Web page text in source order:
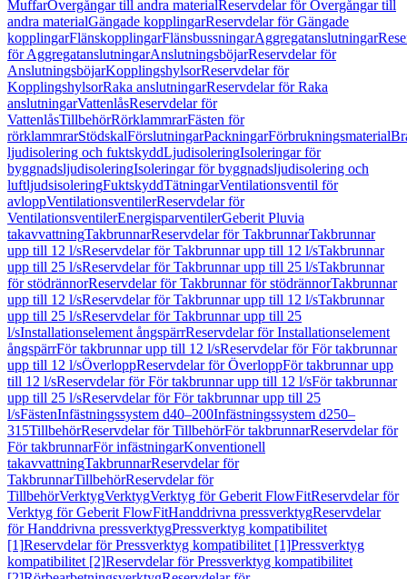
MuffarÖvergångar till andra materialReservdelar för Övergångar till
andra materialGängade kopplingarReservdelar för Gängade
kopplingarFlänskopplingarFlänsbussningarAggregatanslutningar
för AggregatanslutningarAnslutningsböjarReservdelar för
AnslutningsböjarKopplingshylsorReservdelar för
KopplingshylsorRaka anslutningarReservdelar för Raka
anslutningarVattenlåsReservdelar för
VattenlåsTillbehörRörklammrarFästen för
rörklammrarStödskalFörslutningarPackningarFörbrukningsmaterial
ljudisolering och fuktskyddLjudisoleringIsoleringar för
byggnadsljudisoleringIsoleringar för byggnadsljudisolering och
luftljudsisoleringFuktskyddTätningarVentilationsventil för
avloppVentilationsventilerReservdelar för
VentilationsventilerEnergisparventilerGeberit Pluvia
takavvattningTakbrunnarReservdelar för TakbrunnarTakbrunnar
upp till 12 l/sReservdelar för Takbrunnar upp till 12 l/sTakbrunnar
upp till 25 l/sReservdelar för Takbrunnar upp till 25 l/sTakbrunnar
för stödrännorReservdelar för Takbrunnar för stödrännorTakbrunnar
upp till 12 l/sReservdelar för Takbrunnar upp till 12 l/sTakbrunnar
upp till 25 l/sReservdelar för Takbrunnar upp till 25
l/sInstallationselement ångspärrReservdelar för Installationselement
ångspärrFör takbrunnar upp till 12 l/sReservdelar för För takbrunnar
upp till 12 l/sÖverloppReservdelar för ÖverloppFör takbrunnar upp
till 12 l/sReservdelar för För takbrunnar upp till 12 l/sFör takbrunnar
upp till 25 l/sReservdelar för För takbrunnar upp till 25
l/sFästenInfästningssystem d40–200Infästningssystem d250–
315TillbehörReservdelar för TillbehörFör takbrunnarReservdelar för
För takbrunnarFör infästningarKonventionell
takavvattningTakbrunnarReservdelar för
TakbrunnarTillbehörReservdelar för
TillbehörVerktygVerktygVerktyg för Geberit FlowFitReservdelar för
Verktyg för Geberit FlowFitHanddrivna pressverktygReservdelar
för Handdrivna pressverktygPressverktyg kompatibilitet
[1]Reservdelar för Pressverktyg kompatibilitet [1]Pressverktyg
kompatibilitet [2]Reservdelar för Pressverktyg kompatibilitet